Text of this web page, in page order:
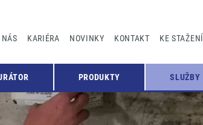
NÁS KARIÉRA NOVINKY KONTAKT KE STAŽENÍ
PRODUKTY SLUŽBY